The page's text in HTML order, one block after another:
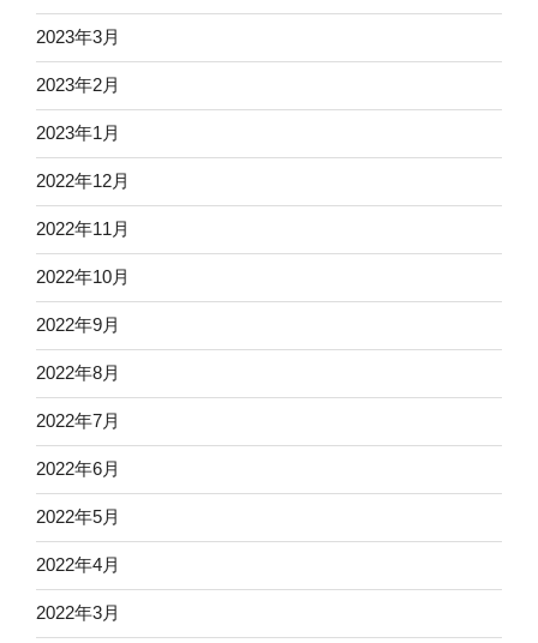
2023年3月
2023年2月
2023年1月
2022年12月
2022年11月
2022年10月
2022年9月
2022年8月
2022年7月
2022年6月
2022年5月
2022年4月
2022年3月